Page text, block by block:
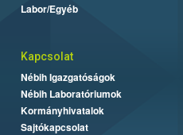
Labor/Egyéb
Kapcsolat
Nébih Igazgatóságok
Nébih Laboratóriumok
Kormányhivatalok
Sajtókapcsolat